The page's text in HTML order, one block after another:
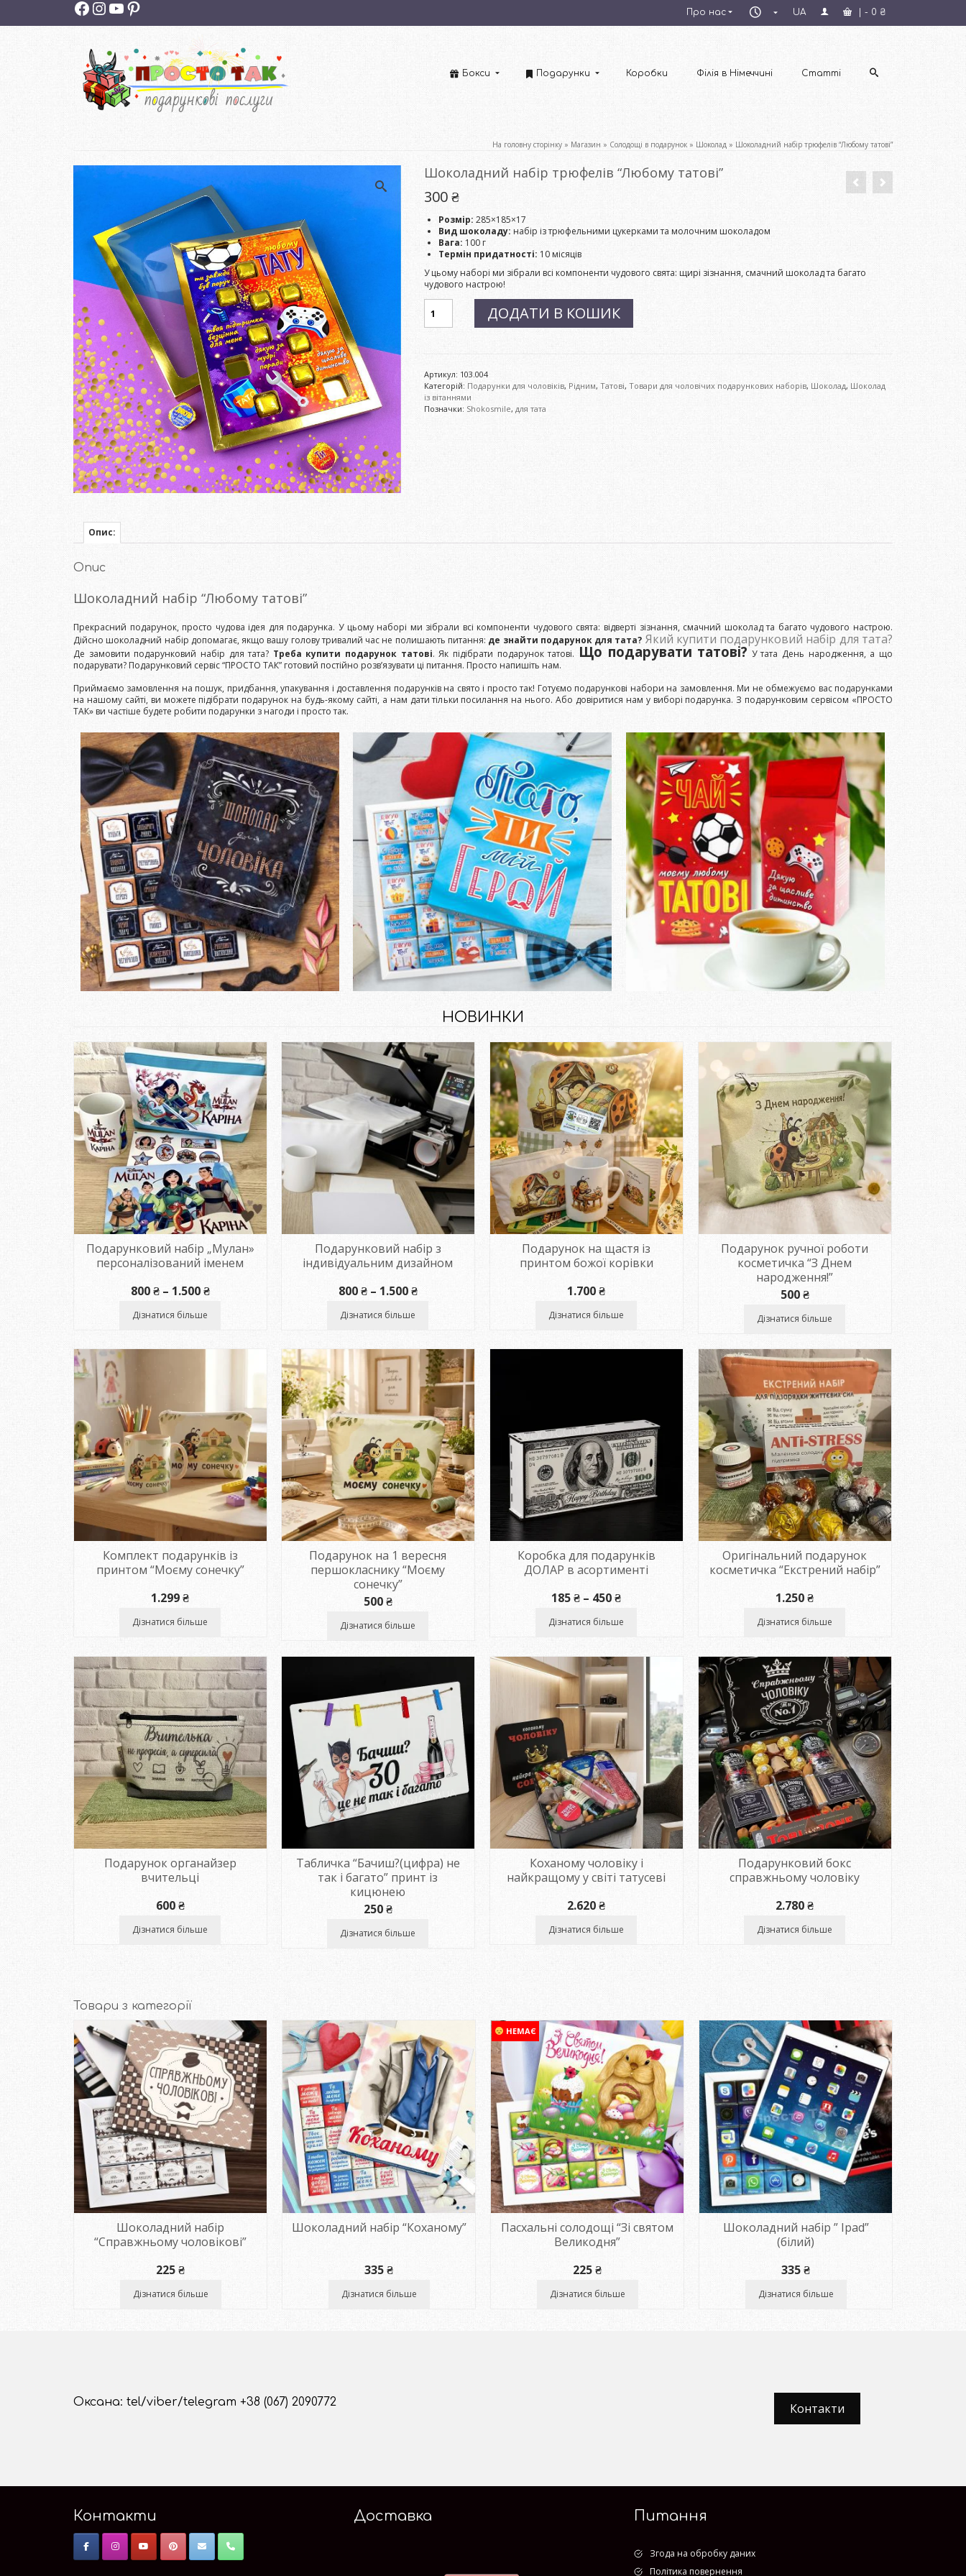
Про нас
Пн–
Пт
UA - 0 ₴
Facebook
Instagram
YouTube
Pinterest
Бокси Подарунки Коробки Філія в Німеччині Статті
На головну сторінку » Магазин » Солодощі в подарунок » Шоколад » Шоколадний набір трюфелів “Любому татові”
Шоколадний набір трюфелів “Любому татові”
300₴
Розмір: 285×185×17
Вид шоколаду: набір із трюфельними цукерками та молочним шоколадом
Вага: 100 г
Термін придатності: 10 місяців
У цьому наборі ми зібрали всі компоненти чудового свята: щирі зізнання, смачний шоколад та багато
чудового настрою!
Шоколадний
набір
трюфелів
ДОДАТИ В КОШИК
Артикул: 103.004
Категорій: Подарунки для чоловіків, Рідним, Татові, Товари для чоловічих подарункових наборів, Шоколад, Шоколад
із вітаннями
Позначки: Shokosmile, для тата
Опис:
Опис
Шоколадний набір “Любому татові”
Прекрасний подарунок, просто чудова ідея для подарунка. У цьому наборі ми зібрали всі компоненти чудового свята: відверті зізнання, смачний шоколад та багато чудового настрою.
Дійсно шоколадний набір допомагає, якщо вашу голову тривалий час не полишають питання: де знайти подарунок для тата? Який купити подарунковий набір для тата?
Де замовити подарунковий набір для тата? Треба купити подарунок татові. Як підібрати подарунок татові. Що подарувати татові? У тата День народження, а що
подарувати? Подарунковий сервіс “ПРОСТО ТАК” готовий постійно розв’язувати ці питання. Просто напишіть нам.
Приймаємо замовлення на пошук, придбання, упакування і доставлення подарунків на свято і просто так! Готуємо подарункові набори на замовлення. Ми не обмежуємо вас подарунками
на нашому сайті, ви можете підібрати подарунок на будь-якому сайті, а нам дати тільки посилання на нього. Або довіритися нам у виборі подарунка. З подарунковим сервісом «ПРОСТО
ТАК» ви частіше будете робити подарунки з нагоди і просто так.
ЗАМОВИТИ
ЗАМОВИТИ
НОВИНКИ
Подарунковий набір „Мулан»
персоналізований іменем
800₴ – 1.500₴Діапазон
1.500 ₴
Дізнатися більше
Подарунковий набір з
індивідуальним дизайном
800₴ – 1.500₴Діапазон
1.500 ₴
Дізнатися більше
Подарунок на щастя із
принтом божої корівки
1.700₴
Дізнатися більше
Подарунок ручної роботи
косметичка “З Днем
народження!”
500₴
Дізнатися більше
Комплект подарунків із
принтом “Моєму сонечку”
1.299₴
Дізнатися більше
Подарунок на 1 вересня
першокласнику “Моєму
сонечку”
500₴
Дізнатися більше
Коробка для подарунків
ДОЛАР в асортименті
185₴ – 450₴Діапазон
від
450 ₴
Дізнатися більше
Оригінальний подарунок
косметичка “Екстрений набір”
1.250₴
Дізнатися більше
Подарунок органайзер
вчительці
600₴
Дізнатися більше
Табличка “Бачиш?(цифра) не
так і багато” принт із
кицюнею
250₴
Дізнатися більше
Коханому чоловіку і
найкращому у світі татусеві
2.620₴
Дізнатися більше
Подарунковий бокс
справжньому чоловіку
2.780₴
Дізнатися більше
Товари з категорії
Шоколадний набір
“Справжньому чоловікові”
225₴
Дізнатися більше
Шоколадний набір “Коханому”
335₴
Дізнатися більше
НЕМАЄ
Пасхальні солодощі “Зі святом
Великодня”
225₴
Дізнатися більше
Шоколадний набір ” Ipad”
(білий)
335₴
Дізнатися більше
Оксана: tel/viber/telegram +38 (067) 2090772 Контакти
Контакти Доставка Питання
Згода на обробку даних
Політика повернення